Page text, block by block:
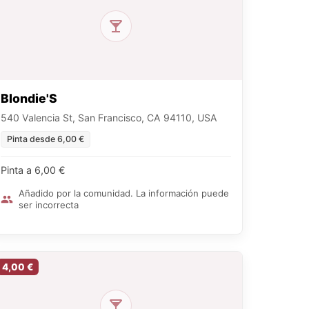
Blondie'S
540 Valencia St, San Francisco, CA 94110, USA
Pinta desde 6,00 €
Pinta a 6,00 €
Añadido por la comunidad. La información puede
ser incorrecta
4,00 €